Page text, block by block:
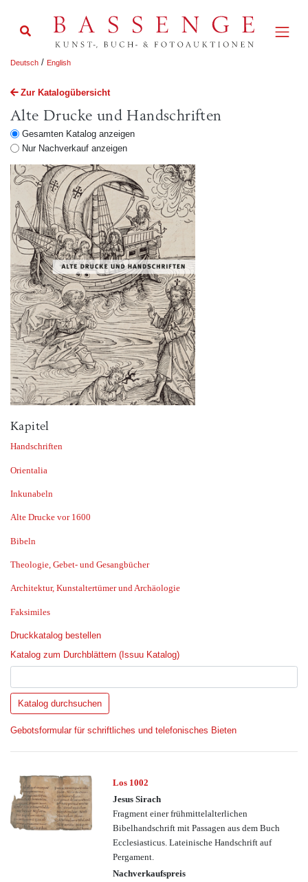
Deutsch / English
Zur Katalogübersicht
Alte Drucke und Handschriften
Gesamten Katalog anzeigen
Nur Nachverkauf anzeigen
Kapitel
Handschriften
Orientalia
Inkunabeln
Alte Drucke vor 1600
Bibeln
Theologie, Gebet- und Gesangbücher
Architektur, Kunstaltertümer und Archäologie
Faksimiles
Druckkatalog bestellen
Katalog zum Durchblättern (Issuu Katalog)
Gebotsformular für schriftliches und telefonisches Bieten
Los 1002
Jesus Sirach
Fragment einer frühmittelalterlichen
Bibelhandschrift mit Passagen aus dem Buch
Ecclesiasticus. Lateinische Handschrift auf
Pergament.
Nachverkaufspreis